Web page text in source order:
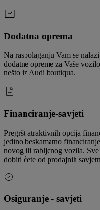
Dodatna oprema
Na raspolaganju Vam se
dodatne opreme za Vaše
nešto iz Audi boutiqua.
Financiranje-savjeti
Pregršt atraktivnih opcija
jedino beskamatno
novog ili rabljenog vozila.
dobiti ćete od prodajnih
Osiguranje - savjeti